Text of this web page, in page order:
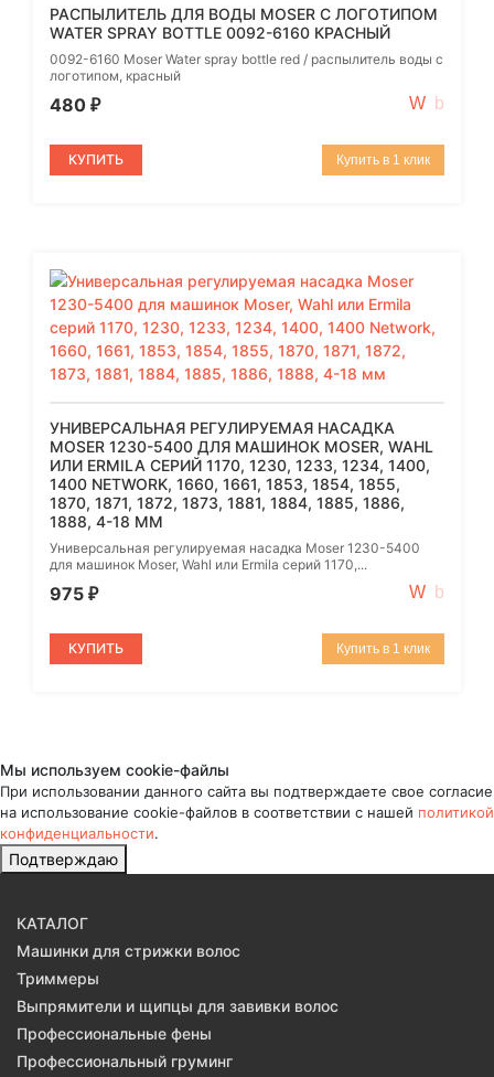
РАСПЫЛИТЕЛЬ ДЛЯ ВОДЫ MOSER С ЛОГОТИПОМ
WATER SPRAY BOTTLE 0092-6160 КРАСНЫЙ
0092-6160 Moser Water spray bottle red / распылитель воды с
логотипом, красный
480 ₽
КУПИТЬ Купить в 1 клик
УНИВЕРСАЛЬНАЯ РЕГУЛИРУЕМАЯ НАСАДКА
MOSER 1230-5400 ДЛЯ МАШИНОК MOSER, WAHL
ИЛИ ERMILA СЕРИЙ 1170, 1230, 1233, 1234, 1400,
1400 NETWORK, 1660, 1661, 1853, 1854, 1855,
1870, 1871, 1872, 1873, 1881, 1884, 1885, 1886,
1888, 4-18 ММ
Универсальная регулируемая насадка Moser 1230-5400
для машинок Moser, Wahl или Ermila серий 1170,...
975 ₽
КУПИТЬ Купить в 1 клик
Мы используем cookie-файлы
При использовании данного сайта вы подтверждаете свое согласие
на использование cookie-файлов в соответствии с нашей политикой
конфиденциальности.
Подтверждаю
КАТАЛОГ
Машинки для стрижки волос
Триммеры
Выпрямители и щипцы для завивки волос
Профессиональные фены
Профессиональный груминг